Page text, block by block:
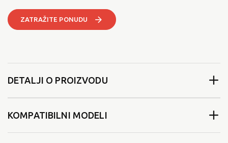
ZATRAŽITE PONUDU
DETALJI O PROIZVODU
KOMPATIBILNI MODELI